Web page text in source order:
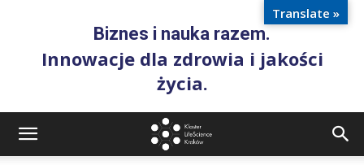
Biznes i nauka razem.
Innowacje dla zdrowia i jakości
życia.
Translate »